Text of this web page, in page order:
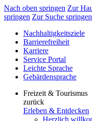
Nach oben springen Zur
springen Zur Suche springen
Nachhaltigkeitsziele
Barrierefreiheit
Karriere
Service Portal
Leichte Sprache
Gebärdensprache
Freizeit & Tourismus
zurück
Erleben & Entdecken
Herzlich